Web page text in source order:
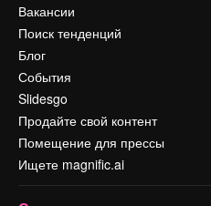
Вакансии
Поиск тенденций
Блог
События
Slidesgo
Продайте свой контент
Помещение для прессы
Ищете magnific.ai